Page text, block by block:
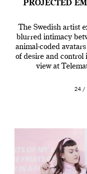
PROJECTED
The Swedish artist
blurred intimacy
animal-coded
of desire and
view at
24 /